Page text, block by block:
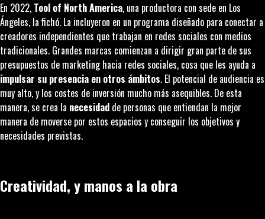
En 2022, Tool of North America, una productora con sede en Los
Ángeles, la fichó. La incluyeron en un programa diseñado para conectar a
creadores independientes que trabajan en redes sociales con medios
tradicionales. Grandes marcas comienzan a dirigir gran parte de sus
presupuestos de marketing hacia redes sociales, cosa que les ayuda a
impulsar su presencia en otros ámbitos. El potencial de audiencia es
muy alto, y los costes de inversión mucho más asequibles. De esta
manera, se crea la necesidad de personas que entiendan la mejor
manera de moverse por estos espacios y conseguir los objetivos y
necesidades previstas.
Creatividad, y manos a la obra